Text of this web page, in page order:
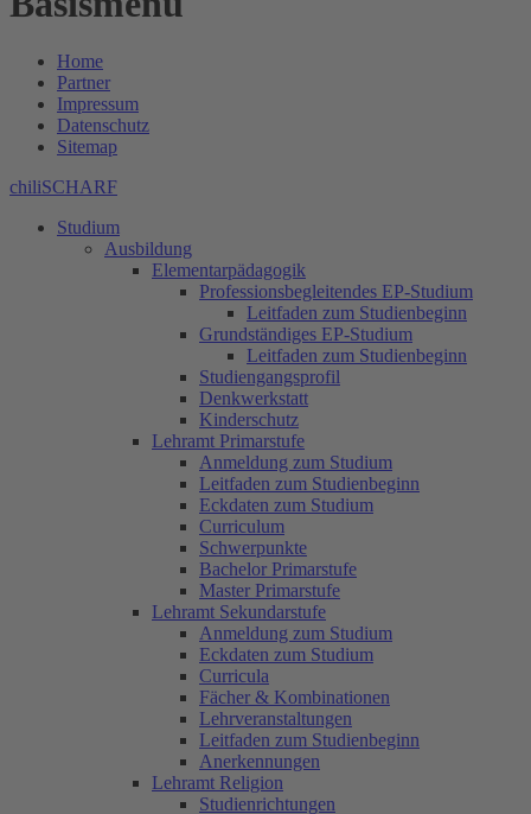
Home
Partner
Impressum
Datenschutz
Sitemap
chiliSCHARF
Studium
Ausbildung
Elementarpädagogik
Professionsbegleitendes EP-Studium
Leitfaden zum Studienbeginn
Grundständiges EP-Studium
Leitfaden zum Studienbeginn
Studiengangsprofil
Denkwerkstatt
Kinderschutz
Lehramt Primarstufe
Anmeldung zum Studium
Leitfaden zum Studienbeginn
Eckdaten zum Studium
Curriculum
Schwerpunkte
Bachelor Primarstufe
Master Primarstufe
Lehramt Sekundarstufe
Anmeldung zum Studium
Eckdaten zum Studium
Curricula
Fächer & Kombinationen
Lehrveranstaltungen
Leitfaden zum Studienbeginn
Anerkennungen
Lehramt Religion
Studienrichtungen